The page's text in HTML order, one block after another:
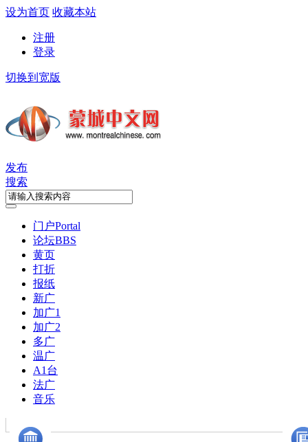
设为首页 收藏本站
注册
登录
切换到宽版
发布
搜索
门户Portal
论坛BBS
黄页
打折
报纸
新广
加广1
加广2
多广
温广
A1台
法广
音乐